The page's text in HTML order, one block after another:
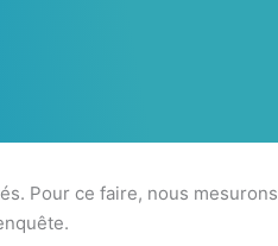
Pour ce faire, nous mesurons